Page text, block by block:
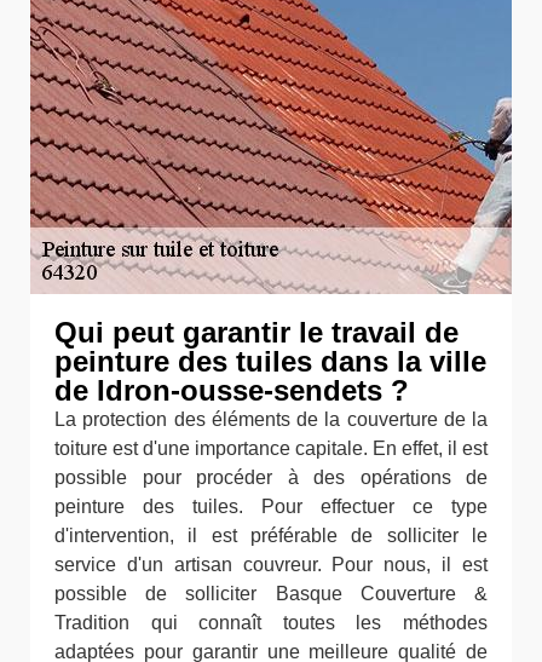
Qui peut garantir le travail de
peinture des tuiles dans la ville
de Idron-ousse-sendets ?
La protection des éléments de la couverture de la
toiture est d'une importance capitale. En effet, il est
possible pour procéder à des opérations de
peinture des tuiles. Pour effectuer ce type
d'intervention, il est préférable de solliciter le
service d'un artisan couvreur. Pour nous, il est
possible de solliciter Basque Couverture &
Tradition qui connaît toutes les méthodes
adaptées pour garantir une meilleure qualité de